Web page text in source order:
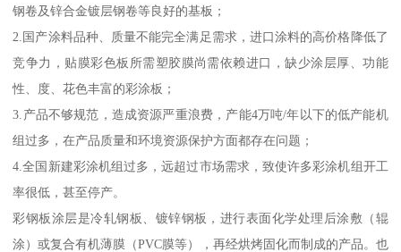
钢卷及锌合金镀层钢卷等良好的基板；
2.国产涂料品种、质量不能完全满足需求，进口涂料的高价格降低了
竞争力，贴膜彩色板所需塑胶膜尚需依赖进口，缺少涂层厚、功能
性、度、花色丰富的彩涂板；
3.产品不够规范，造成资源严重浪费，产能4万吨/年以下的低产能机
组过多，在产品质量和环境资源保护方面都存在问题；
4.全国新建彩涂机组过多，远超过市场需求，致使许多彩涂机组开工
率很低，甚至停产。
彩钢板涂层是冷轧钢板、镀锌钢板，进行表面化学处理后涂敷（辊
涂）或复合有机薄膜（PVC膜等），再经烘烤固化而制成的产品。也